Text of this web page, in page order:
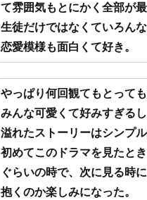
て雰囲気もとにかく全部が
生徒だけではなくていろん
恋愛模様も面白くて好き。
やっぱり何回観てもとっても
みんな可愛くて好みすぎる
溢れたストーリーはシンプル
初めてこのドラマを見たと
ぐらいの時で、次に見る時
抱くのか楽しみになった。